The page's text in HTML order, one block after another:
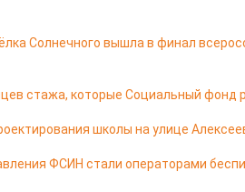
Солнечного вышла в финал
стажа, которые Социальный фонд
школы на улице
ФСИН стали операторами